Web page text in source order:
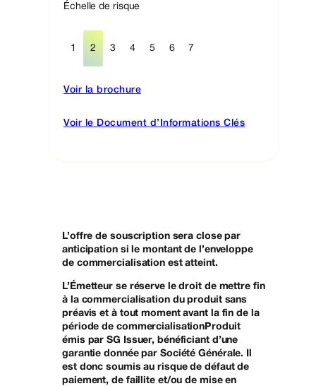
Échelle de risque
1 2 3 4 5 6 7
Voir la brochure
Voir le Document d’Informations Clés
L’offre de souscription sera close par
anticipation si le montant de l’enveloppe
de commercialisation est atteint.
L’Émetteur se réserve le droit de mettre fin
à la commercialisation du produit sans
préavis et à tout moment avant la fin de la
période de commercialisation Produit
émis par SG Issuer, bénéficiant d’une
garantie donnée par Société Générale. Il
est donc soumis au risque de défaut de
paiement, de faillite et/ou de mise en